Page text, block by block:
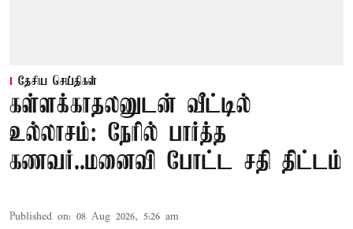
தேசிய செய்திகள்
கள்ளக்காதலனுடன் வீட்டில்
உல்லாசம்: நேரில் பார்த்த
கணவர்..மனைவி போட்ட சதி திட்டம்
Published on: 08 Aug 2026, 5:26 am